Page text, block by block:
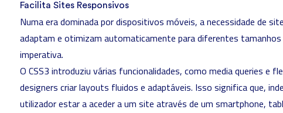
Facilita Sites Responsivos
Numa era dominada por dispositivos móveis, a necessidade de
adaptam e otimizam automaticamente para diferentes
imperativa.
O CSS3 introduziu várias funcionalidades, como media queries e
designers criar layouts fluidos e adaptáveis. Isso significa que,
utilizador estar a aceder a um site através de um smartphone,